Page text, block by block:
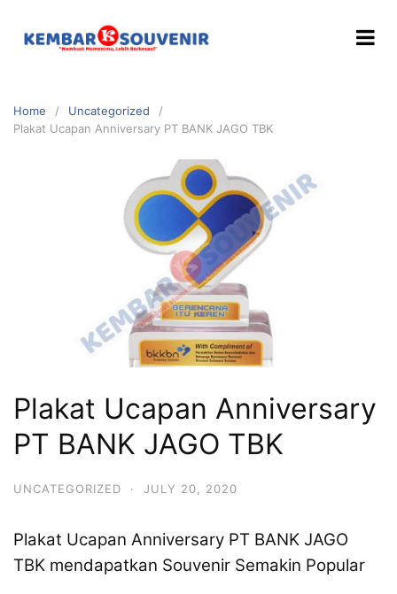
Home
Uncategorized
Plakat Ucapan Anniversary PT BANK JAGO TBK
Plakat Ucapan Anniversary
PT BANK JAGO TBK
UNCATEGORIZED · JULY 20, 2020
Plakat Ucapan Anniversary PT BANK JAGO
TBK mendapatkan Souvenir Semakin Popular